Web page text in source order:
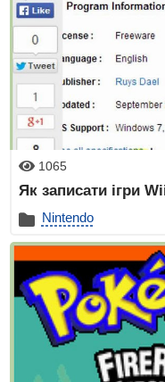
1065
Як записати ігри
Nintendo